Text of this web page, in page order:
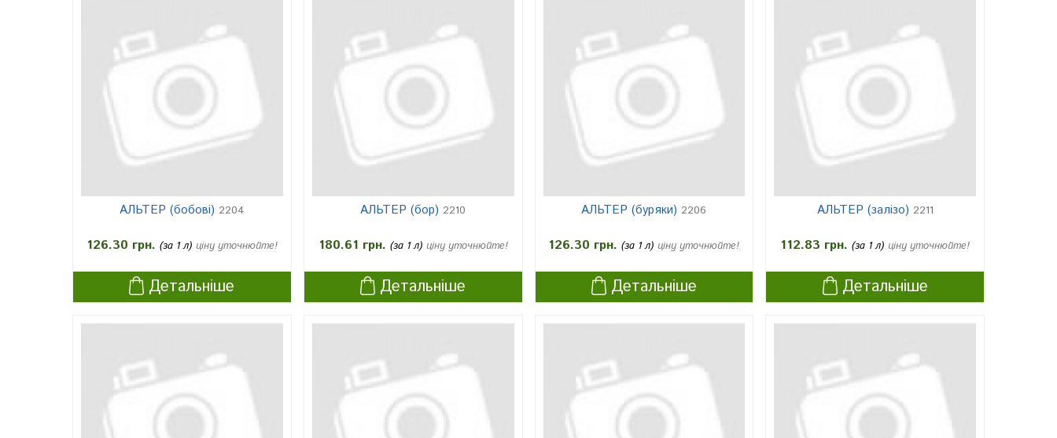
АЛЬТЕР (бобові) 2204
126.30 грн. (за 1 л) ціну уточнюйте!
Детальніше
АЛЬТЕР (бор) 2210
180.61 грн. (за 1 л) ціну уточнюйте!
Детальніше
АЛЬТЕР (буряки) 2206
126.30 грн.(за 1 л) ціну уточнюйте!
Детальніше
АЛЬТЕР (залізо) 2211
112.83 грн.(за 1 л) ціну уточнюйте!
Детальніше